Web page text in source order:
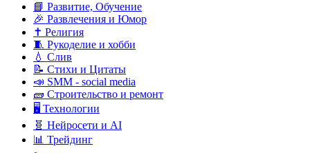
📘 Развитие, Обучение
🎉 Развлечения и Юмор
✝️ Религия
🧵 Рукоделие и хобби
💧 Слив
📝 Стихи и Цитаты
📣 SMM - social media
🧱 Строительство и ремонт
🖥️ Технологии
🧬 Нейросети и AI
📊 Трейдинг